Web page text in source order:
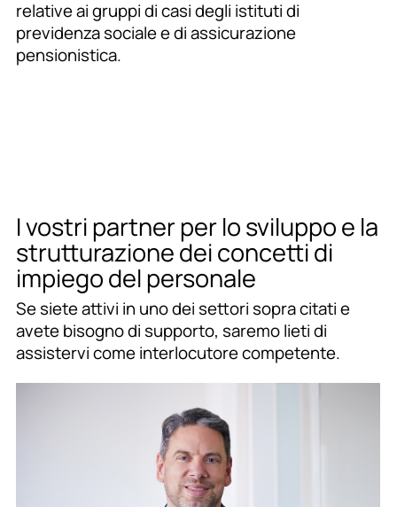
relative ai gruppi di casi degli istituti di
previdenza sociale e di assicurazione
pensionistica.
I vostri partner per lo sviluppo e la
strutturazione dei concetti di
impiego del personale
Se siete attivi in uno dei settori sopra citati e
avete bisogno di supporto, saremo lieti di
assistervi come interlocutore competente.